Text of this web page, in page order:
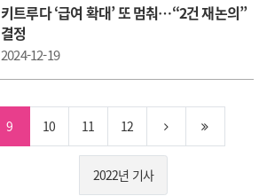
키트루다 ‘급여 확대’ 또 멈춰…“2건 재논의”
결정
2024-12-19
9 10 11 12
2022년 기사